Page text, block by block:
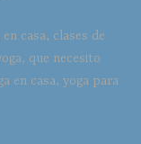
en casa, clases de
, que necesito
en casa, yoga para